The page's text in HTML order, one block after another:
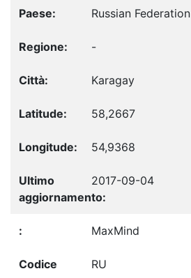
Russian Federation
-
Karagay
58,2667
54,9368
2017-09-04
MaxMind
RU